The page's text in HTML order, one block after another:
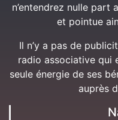
n’entendrez nulle part
et pointue
Il n’y a pas de
radio associative qui
seule énergie de ses
auprès